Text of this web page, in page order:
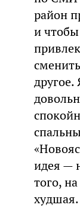
район
и чтобы
другое.
идея —
того,
худшая.